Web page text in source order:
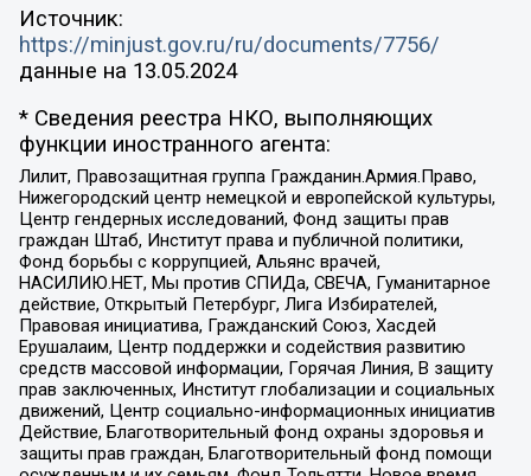
Источник:
https://minjust.gov.ru/ru/documents/7756/
данные на 13.05.2024
* Сведения реестра НКО, выполняющих
функции иностранного агента:
Лилит, Правозащитная группа Гражданин.Армия.Право,
Нижегородский центр немецкой и европейской культуры,
Центр гендерных исследований, Фонд защиты прав
граждан Штаб, Институт права и публичной политики,
Фонд борьбы с коррупцией, Альянс врачей,
НАСИЛИЮ.НЕТ, Мы против СПИДа, СВЕЧА, Гуманитарное
действие, Открытый Петербург, Лига Избирателей,
Правовая инициатива, Гражданский Союз, Хасдей
Ерушалаим, Центр поддержки и содействия развитию
средств массовой информации, Горячая Линия, В защиту
прав заключенных, Институт глобализации и социальных
движений, Центр социально-информационных инициатив
Действие, Благотворительный фонд охраны здоровья и
защиты прав граждан, Благотворительный фонд помощи